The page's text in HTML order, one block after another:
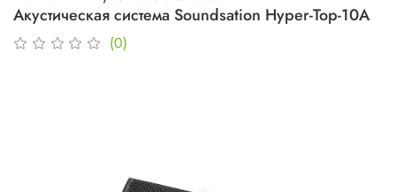
Акустическая система Soundsation Hyper-Top-10A
(0)